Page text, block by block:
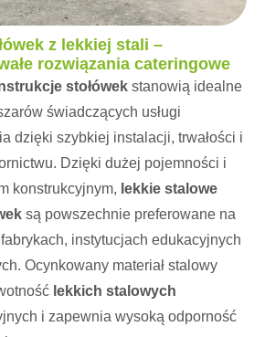
z lekkiej stali –
rozwiązania cateringowe
stołówek stanowią idealne
świadczących usługi
dzięki szybkiej instalacji, trwałości i
Dzięki dużej pojemności i
konstrukcyjnym, lekkie stalowe
są powszechnie preferowane na
instytucjach edukacyjnych
Ocynkowany materiał stalowy
lekkich stalowych
i zapewnia wysoką odporność